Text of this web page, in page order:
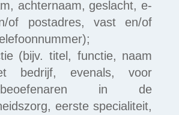
achternaam, geslacht, e-
of postadres, vast en/of
(bijv. titel, functie, naam
bedrijf, evenals, voor
in de
eerste specialiteit,